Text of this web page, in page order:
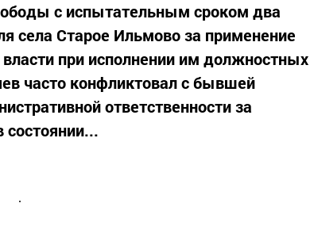
с испытательным сроком два
села Старое Ильмово за применение
при исполнении им должностных
часто конфликтовал с бывшей
ответственности за